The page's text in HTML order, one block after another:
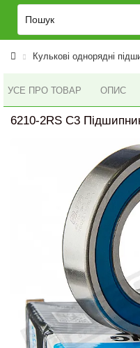
Кулькові однорядні
УСЕ ПРО ТОВАР ОПИС
6210-2RS C3